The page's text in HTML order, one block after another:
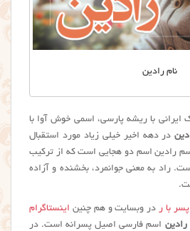
نام رادین
ایرانی با ریشه پارسی، اسمی خوش آوا با
در دهه اخیر خیلی زیاد مورد استقبال
رادین اسم دو هجایی است که از ترکیب
راد به معنی جوانمرد، بخشنده و آزاده
با ر در وبسایت و هم چنین اینستاگرام
اسم فارسی اصیل پسرانه است. در